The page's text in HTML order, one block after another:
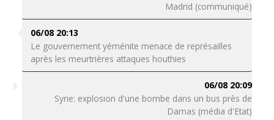
Madrid (communiqué)
06/08 20:13
Le gouvernement yéménite menace de représailles
après les meurtrières attaques houthies
06/08 20:09
Syrie: explosion d'une bombe dans un bus près de
Damas (média d'Etat)